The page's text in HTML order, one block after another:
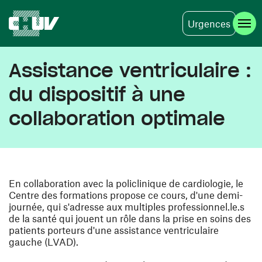
Urgences
Assistance ventriculaire :
du dispositif à une
collaboration optimale
En collaboration avec la policlinique de cardiologie, le
Centre des formations propose ce cours, d'une demi-
journée, qui s'adresse aux multiples professionnel.le.s
de la santé qui jouent un rôle dans la prise en soins des
patients porteurs d'une assistance ventriculaire
gauche (LVAD).